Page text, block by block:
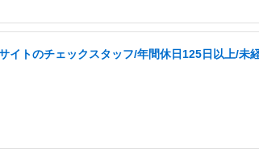
イトのチェックスタッフ/年間休日125日以上/未